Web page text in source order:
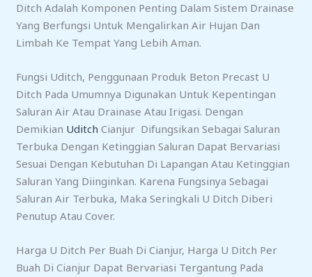
Ditch Adalah Komponen Penting Dalam Sistem Drainase
Yang Berfungsi Untuk Mengalirkan Air Hujan Dan
Limbah Ke Tempat Yang Lebih Aman.
Fungsi Uditch, Penggunaan Produk Beton Precast U
Ditch Pada Umumnya Digunakan Untuk Kepentingan
Saluran Air Atau Drainase Atau Irigasi. Dengan
Demikian Uditch Cianjur Difungsikan Sebagai Saluran
Terbuka Dengan Ketinggian Saluran Dapat Bervariasi
Sesuai Dengan Kebutuhan Di Lapangan Atau Ketinggian
Saluran Yang Diinginkan. Karena Fungsinya Sebagai
Saluran Air Terbuka, Maka Seringkali U Ditch Diberi
Penutup Atau Cover.
Harga U Ditch Per Buah Di Cianjur, Harga U Ditch Per
Buah Di Cianjur Dapat Bervariasi Tergantung Pada